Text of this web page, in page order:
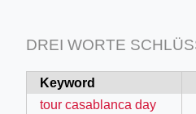
DREI WORTE
Keyword
tour casablanca day